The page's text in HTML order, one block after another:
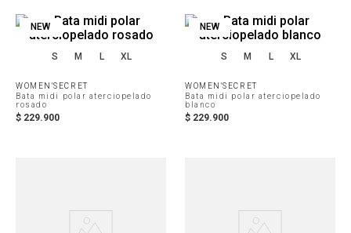
NEW
S M L XL
WOMEN'SECRET
Bata midi polar aterciopelado
rosado
$ 229.900
NEW
S M L XL
WOMEN'SECRET
Bata midi polar aterciopelado
blanco
$ 229.900